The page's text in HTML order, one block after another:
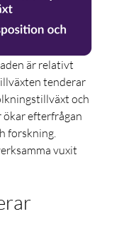
är relativt
tenderar
och
ökar efterfrågan
forskning.
vuxit